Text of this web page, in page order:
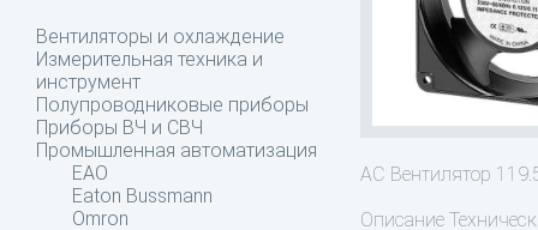
Вентиляторы и охлаждение
Измерительная техника и
инструмент
Полупроводниковые приборы
Приборы ВЧ и СВЧ
Промышленная автоматизация
EAO
Eaton Bussmann
Omron
AC Вентилятор
Описание